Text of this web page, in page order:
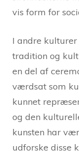
vis form for
I andre
tradition og
en del af
værdsat som
kunnet
og den
kunsten har
udforske disse